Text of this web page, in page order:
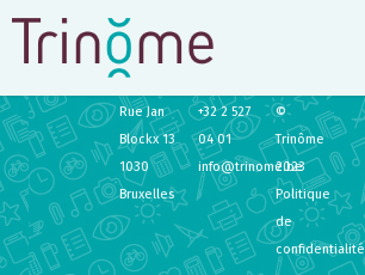
TRINÔME
Rue Jan
Blockx 13
1030
Bruxelles
+32 2 527
04 01
info@trinome.be
©
Trinôme
2023
Politique
de
confidentialité